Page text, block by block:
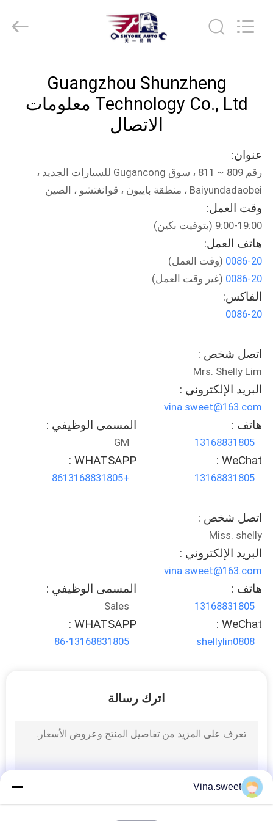
الرئيسية
معلومات
عنا
جولة
في
المعمل
مراقبة
اتصل
بنا
أخبار
اطلب
اقتباس
خريطة
الموقع
PRIVACY
POLICY
Technology
Guangzhou Shunzheng
Technology Co., Ltd معلومات
الاتصال
عنوان:
رقم 809 ~ 811 ، سوق Gugancong للسيارات الجديد ،
Baiyundadaobei ، منطقة باييون ، قوانغتشو ، الصين
وقت العمل:
9:00-19:00 (بتوقيت بكين)
هاتف العمل:
0086-20 (وقت العمل)
0086-20 (غير وقت العمل)
الفاكس:
0086-20
اتصل شخص :
Mrs. Shelly Lim
البريد الإلكتروني :
vina.sweet@163.com
المسمى الوظيفي :
GM
هاتف :
13168831805
WHATSAPP :
+8613168831805
WeChat :
13168831805
اتصل شخص :
Miss. shelly
البريد الإلكتروني :
vina.sweet@163.com
المسمى الوظيفي :
Sales
هاتف :
13168831805
WHATSAPP :
86-13168831805
WeChat :
shellylin0808
اترك رسالة
Vina.sweet